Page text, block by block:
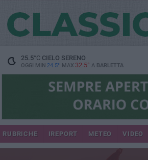
25.5°CCIELO SERENO
OGGI MIN 24.5° MAX 32.5° A BARLETTA
RUBRICHE IREPORT METEO VIDEO